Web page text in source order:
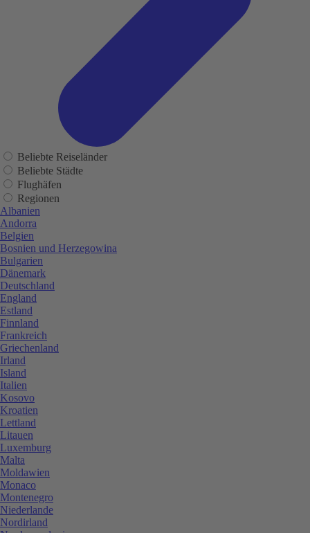
Beliebte Reiseländer
Beliebte Städte
Flughäfen
Regionen
Albanien
Andorra
Belgien
Bosnien und Herzegowina
Bulgarien
Dänemark
Deutschland
England
Estland
Finnland
Frankreich
Griechenland
Irland
Island
Italien
Kosovo
Kroatien
Lettland
Litauen
Luxemburg
Malta
Moldawien
Monaco
Montenegro
Niederlande
Nordirland